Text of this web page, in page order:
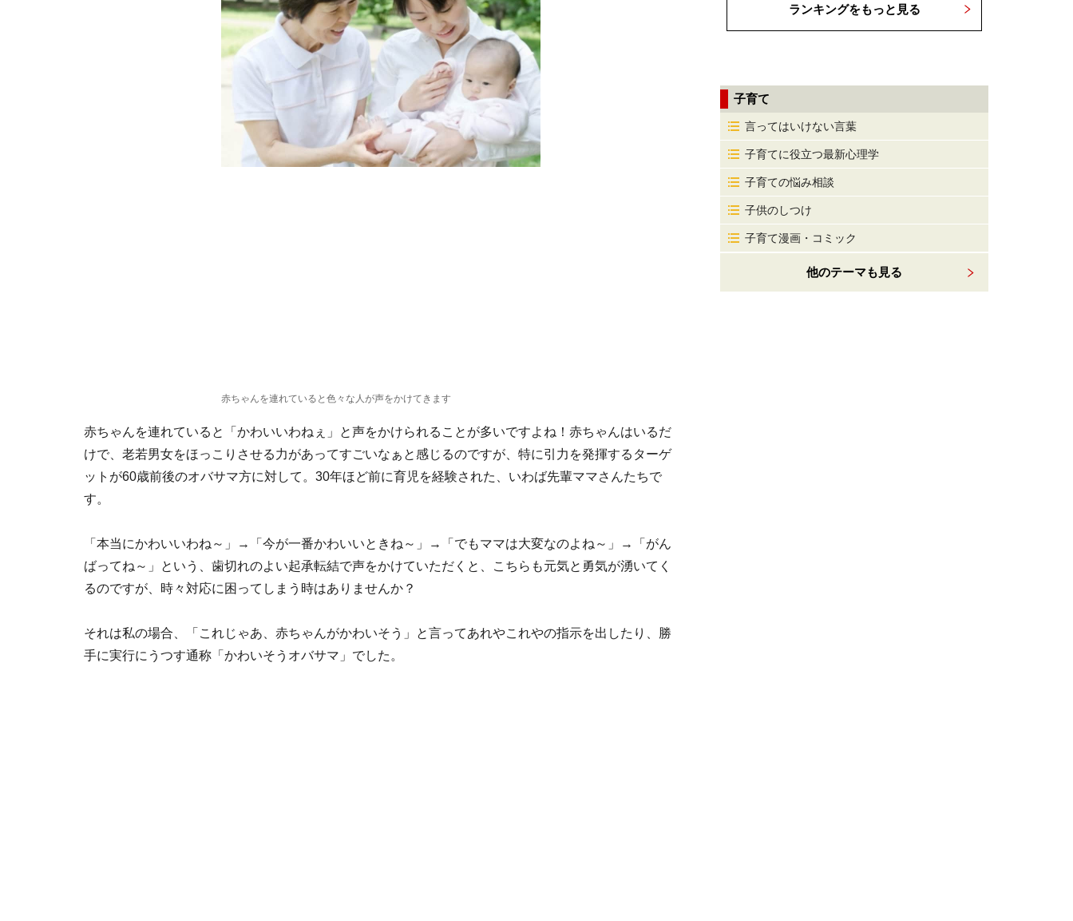
赤ちゃんを連れていると色々な人が声をかけてきます
赤ちゃんを連れていると「かわいいわねぇ」と声をかけられることが多いですよね！赤ちゃんはいるだ
けで、老若男女をほっこりさせる力があってすごいなぁと感じるのですが、特に引力を発揮するターゲ
ットが60歳前後のオバサマ方に対して。30年ほど前に育児を経験された、いわば先輩ママさんたちで
す。
「本当にかわいいわね～」→「今が一番かわいいときね～」→「でもママは大変なのよね～」→「がん
ばってね～」という、歯切れのよい起承転結で声をかけていただくと、こちらも元気と勇気が湧いてく
るのですが、時々対応に困ってしまう時はありませんか？
それは私の場合、「これじゃあ、赤ちゃんがかわいそう」と言ってあれやこれやの指示を出したり、勝
手に実行にうつす通称「かわいそうオバサマ」でした。
ランキングをもっと見る
子育て
言ってはいけない言葉
子育てに役立つ最新心理学
子育ての悩み相談
子供のしつけ
子育て漫画・コミック
他のテーマも見る